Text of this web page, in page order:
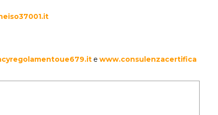
e www.consulenzacertifica